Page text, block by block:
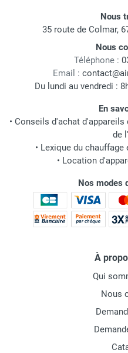
Nous
35 route de Colmar,
Nous
Téléphone :
Email :
Du lundi au vendredi :
En
• Conseils d'achat
de
• Lexique du
• Location
Nos modes
À
Qui
Nous